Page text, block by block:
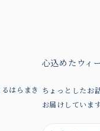
はらまき
心込めたウィ
ちょっとしたお
お届けしていま